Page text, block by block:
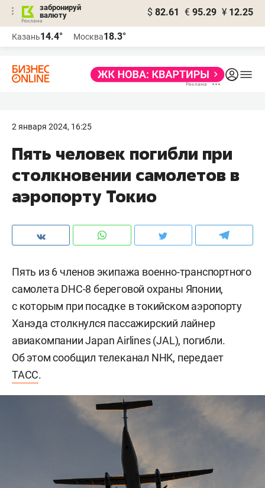
забронируй
валюту
$ 82.61 € 95.29 ¥ 12.25
Казань14.4° Москва18.3°
2 января 2024, 16:25
Пять человек погибли при
столкновении самолетов в
аэропорту Токио
Пять из 6 членов экипажа военно-транспортного
самолета DHC-8 береговой охраны Японии,
с которым при посадке в токийском аэропорту
Ханэда столкнулся пассажирский лайнер
авиакомпании Japan Airlines (JAL), погибли.
Об этом сообщил телеканал NHK, передает
ТАСС.